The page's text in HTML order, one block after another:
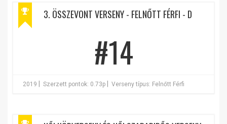
3. ÖSSZEVONT VERSENY - FELNŐTT FÉRFI - D
#14
2019 Szerzett pontok: 0.73p Verseny típus: Felnőtt Férfi